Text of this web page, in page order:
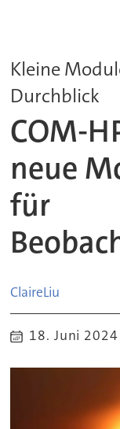
Kleine
Durchblick
COM-
neue
für
ClaireLiu
18. Juni